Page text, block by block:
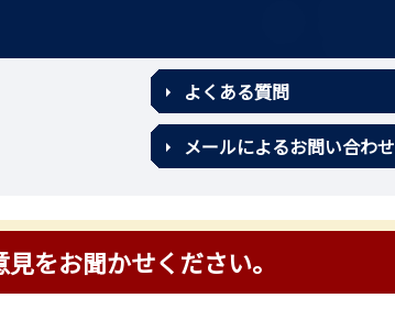
よくある質問
メールによるお問い合わせ
をお聞かせください。